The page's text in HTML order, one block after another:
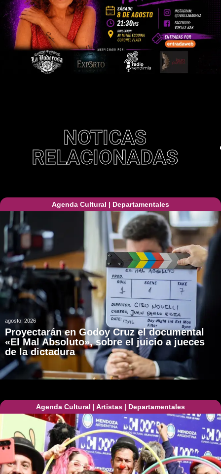
NOTICAS
RELACIONADAS
Agenda Cultural | Departamentales
agosto, 2026
Proyectarán en Godoy Cruz el documental
«El Mal Absoluto», sobre el juicio a jueces
de la dictadura
Agenda Cultural | Artistas | Departamentales